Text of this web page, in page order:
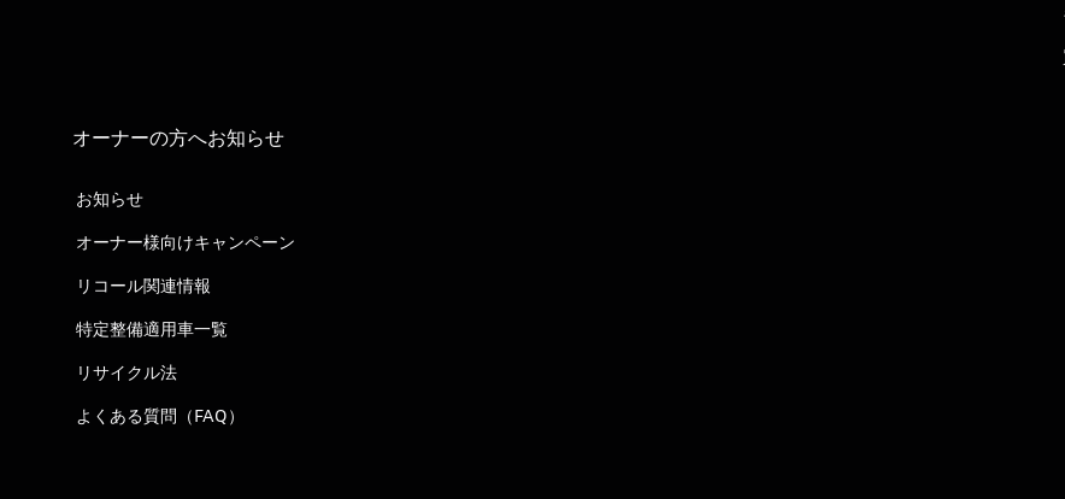
オーナーの方へお知らせ
お知らせ
オーナー様向けキャンペーン
リコール関連情報
特定整備適用車一覧
リサイクル法
よくある質問（FAQ）